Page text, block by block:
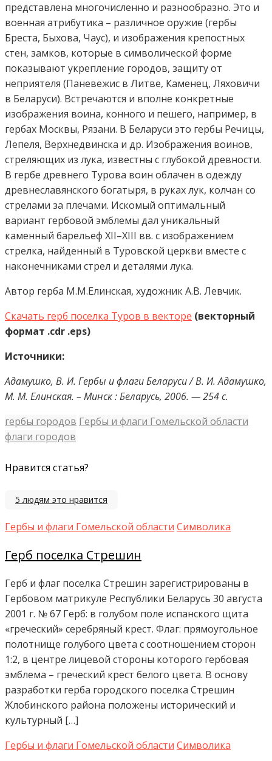
представлена многочисленно и разнообразно. Это и
военная атрибутика – различное оружие (гербы
Бреста, Быхова, Чаус), и изображения крепостных
стен, замков, которые в символической форме
показывают укрепление городов, защиту от
неприятеля (Паневежис в Литве, Каменец, Ляховичи
в Беларуси). Встречаются и вполне конкретные
изображения воина, конного и пешего, например, в
гербах Москвы, Рязани. В Беларуси это гербы Речицы,
Лепеля, Верхнедвинска и др. Изображения воинов,
стреляющих из лука, известны с глубокой древности.
В гербе древнего Турова воин облачен в одежду
древнеславянского богатыря, в руках лук, колчан со
стрелами за плечами. Искомый оптимальный
вариант гербовой эмблемы дал уникальный
каменный барельеф XII–XIII вв. с изображением
стрелка, найденный в Туровской церкви вместе с
наконечниками стрел и деталями лука.
Автор герба М.М.Елинская, художник А.В. Левчик.
Скачать герб поселка Туров в векторе (векторный
формат .cdr .eps)
Источники:
Адамушко, В. И. Гербы и флаги Беларуси / В. И. Адамушко,
М. М. Елинская. – Минск : Беларусь, 2006. — 254 с.
гербы городов Гербы и флаги Гомельской области
флаги городов
Нравится статья?
5 людям это нравится
Гербы и флаги Гомельской области Символика
Герб поселка Стрешин
Герб и флаг поселка Стрешин зарегистрированы в
Гербовом матрикуле Республики Беларусь 30 августа
2001 г. № 67 Герб: в голубом поле испанского щита
«греческий» серебряный крест. Флаг: прямоугольное
полотнище голубого цвета с соотношением сторон
1:2, в центре лицевой стороны которого гербовая
эмблема – греческий крест белого цвета. В основу
разработки герба городского поселка Стрешин
Жлобинского района положены исторический и
культурный […]
Гербы и флаги Гомельской области Символика